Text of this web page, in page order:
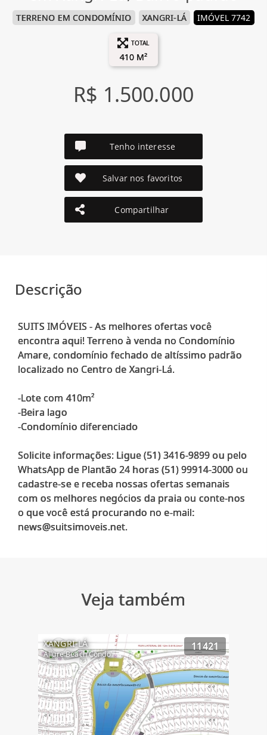
TERRENO EM CONDOMÍNIO XANGRI-LÁ IMÓVEL 7742
TOTAL
410 M²
R$ 1.500.000
Tenho interesse
Salvar nos favoritos
Compartilhar
Descrição
SUITS IMÓVEIS - As melhores ofertas você
encontra aqui! Terreno à venda no Condomínio
Amare, condomínio fechado de altíssimo padrão
localizado no Centro de Xangri-Lá.
-Lote com 410m²
-Beira lago
-Condomínio diferenciado
Solicite informações: Ligue (51) 3416-9899 ou pelo
WhatsApp de Plantão 24 horas (51) 99914-3000 ou
cadastre-se e receba nossas ofertas semanais
com os melhores negócios da praia ou conte-nos
o que você está procurando no e-mail:
Veja também
XANGRI-LÁ
Allure Beach Condo
11421